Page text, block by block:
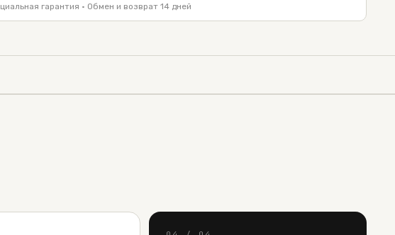
гарантия · Обмен и возврат 14 дней